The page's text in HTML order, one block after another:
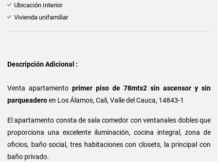
Ubicación Interior
Vivienda unifamiliar
Descripción Adicional :
Venta apartamento primer piso de 78mts2 sin ascensor y sin
parqueaderoen Los Álamos, Cali, Valle del Cauca, 14843-1
El apartamento consta de sala comedor con ventanales dobles que
proporciona una excelente iluminación, cocina integral, zona de
oficios, baño social, tres habitaciones con closets, la principal con
baño privado.